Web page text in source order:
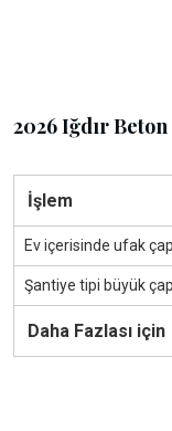
2026 Iğdır
İşlem
Ev içerisinde ufak
Şantiye tipi büyük
Daha Fazlası için